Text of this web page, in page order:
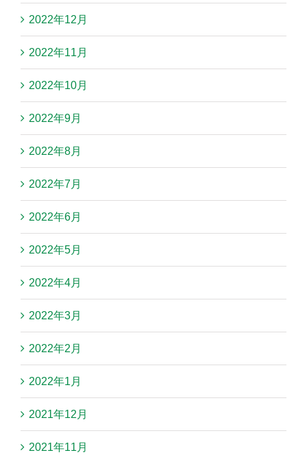
2022年12月
2022年11月
2022年10月
2022年9月
2022年8月
2022年7月
2022年6月
2022年5月
2022年4月
2022年3月
2022年2月
2022年1月
2021年12月
2021年11月